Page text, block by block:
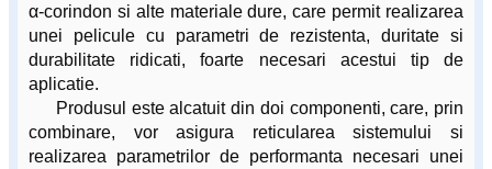
α-corindon si alte materiale dure, care permit realizarea
unei pelicule cu parametri de rezistenta, duritate si
durabilitate ridicati, foarte necesari acestui tip de
aplicatie.
Produsul este alcatuit din doi componenti, care, prin
combinare, vor asigura reticularea sistemului si
realizarea parametrilor de performanta necesari unei